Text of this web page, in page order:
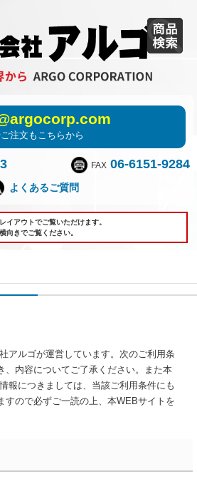
注文もこちらから
FAX 06-6151-9284
よくあるご質問
アウトでご覧いただけます。
向きでご覧ください。
アルゴが運営しています。次のご利用条
、内容についてご了承ください。また本
報につきましては、当該ご利用条件にも
すので必ずご一読の上、本WEBサイトを